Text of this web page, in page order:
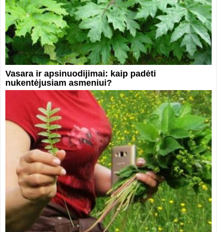
Vasara ir apsinuodijimai: kaip padėti
nukentėjusiam asmeniui?